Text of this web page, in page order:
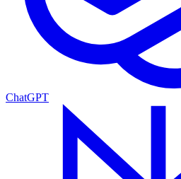
ChatGPT